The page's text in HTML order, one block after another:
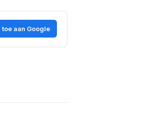
toe aan Google